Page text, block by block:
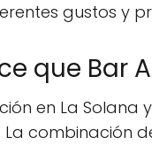
gustos y
que Bar
en La
La combinación